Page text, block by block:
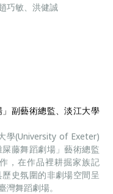
巧敏、洪健誠
」副藝術總監、淡江大學
學(University of Exeter)
藤舞蹈劇場」藝術總監
，在作品裡耕掘家族記
史氛圍的非劇場空間呈
舞蹈劇場。